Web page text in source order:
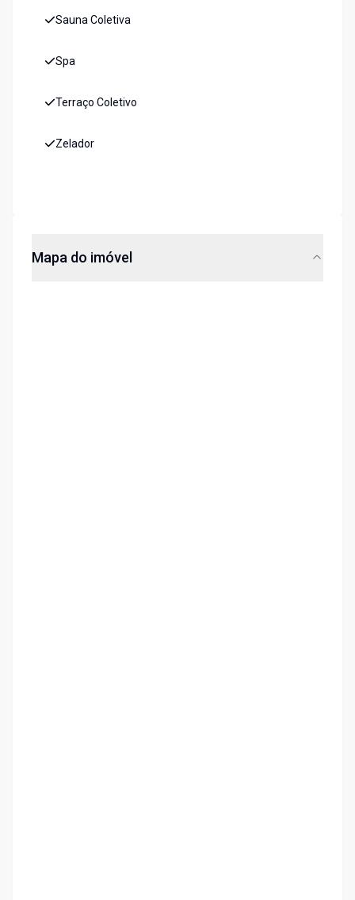
Sauna Coletiva
Spa
Terraço Coletivo
Zelador
Mapa do imóvel